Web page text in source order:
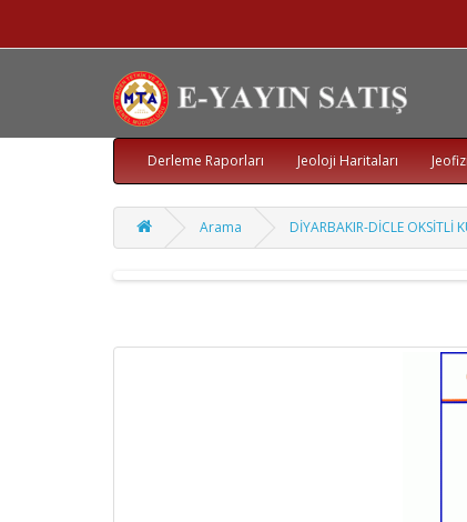
Derleme Raporları Jeoloji Haritaları
Arama DİYARBAKIR-DİCLE OKSİTLİ